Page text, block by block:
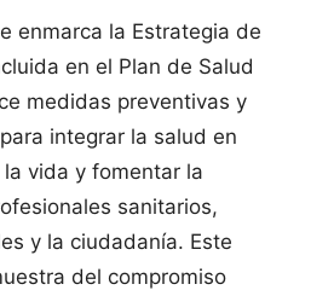
enmarca la Estrategia de
en el Plan de Salud
medidas preventivas y
integrar la salud en
vida y fomentar la
sanitarios,
y la ciudadanía. Este
del compromiso